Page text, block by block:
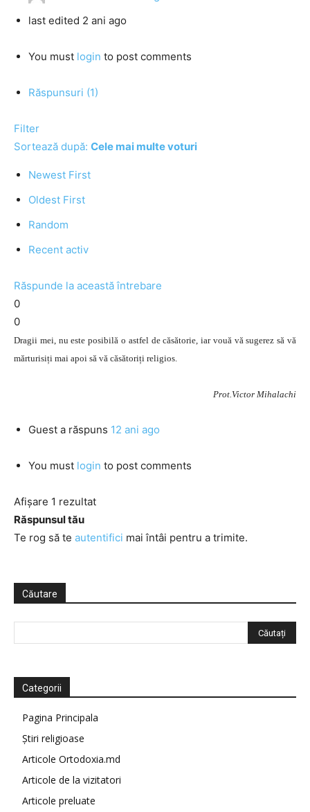
last edited 2 ani ago
You must login to post comments
Răspunsuri (1)
Filter
Sortează după: Cele mai multe voturi
Newest First
Oldest First
Random
Recent activ
Răspunde la această întrebare
0
0
Dragii mei, nu este posibilă o astfel de căsătorie, iar vouă vă sugerez să vă
mărturisiți mai apoi să vă căsătoriți religios.
Prot.Victor Mihalachi
Guest a răspuns 12 ani ago
You must login to post comments
Afișare 1 rezultat
Răspunsul tău
Te rog să te autentifici mai întâi pentru a trimite.
Căutare
Categorii
Pagina Principala
Știri religioase
Articole Ortodoxia.md
Articole de la vizitatori
Articole preluate